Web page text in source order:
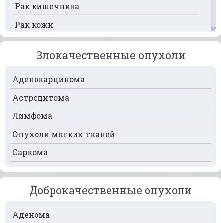
Рак кишечника
Рак кожи
Рак кости
Рак крови
Рак легких
Рак лимфоузлов
Рак молочной железы
Рак мочевого пузыря
Рак носа
Рак печени
Рак пищевода
Рак поджелудочной железы
Злокачественные опухоли
Аденокарцинома
Астроцитома
Лимфома
Опухоли мягких тканей
Саркома
Доброкачественные опухоли
Аденома